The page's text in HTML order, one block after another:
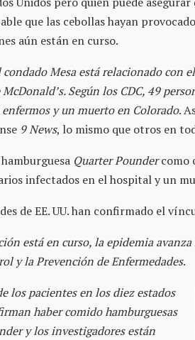
que las cebollas hayan
aún están en curso.
Mesa está relacionado con
Según los CDC, 49
y un muerto en Colorado.
9 News, lo mismo que otros en
Quarter Poundercomo
infectados en el hospital y un
de EE. UU. han confirmado el
está en curso, la epidemia
y la Prevención de Enfermedades.
los pacientes en los diez estados
haber comido hamburguesas
y los investigadores están